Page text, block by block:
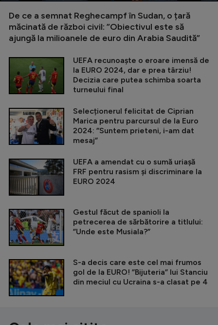
De ce a semnat Reghecampf în Sudan, o țară
măcinată de război civil: ”Obiectivul este să
ajungă la milioanele de euro din Arabia Saudită”
UEFA recunoaște o eroare imensă de
la EURO 2024, dar e prea târziu!
Decizia care putea schimba soarta
turneului final
Selecționerul felicitat de Ciprian
Marica pentru parcursul de la Euro
2024: ”Suntem prieteni, i-am dat
mesaj”
UEFA a amendat cu o sumă uriașă
FRF pentru rasism și discriminare la
EURO 2024
Gestul făcut de spanioli la
petrecerea de sărbătorire a titlului:
”Unde este Musiala?”
S-a decis care este cel mai frumos
gol de la EURO! ”Bijuteria” lui Stanciu
din meciul cu Ucraina s-a clasat pe 4